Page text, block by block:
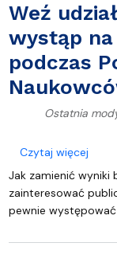
Weź
wystąp na
podczas
Ostatnia
Czytaj więcejo
Jak zamienić wyniki
zainteresować
pewnie